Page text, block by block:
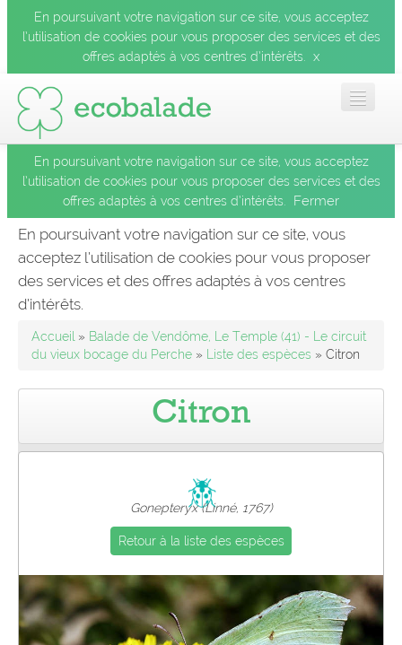
En poursuivant votre navigation sur ce site, vous acceptez
l’utilisation de cookies pour vous proposer des services et des
offres adaptés à vos centres d’intérêts.
x
Accueil
Les balades
Les espèces
En poursuivant votre navigation sur ce site, vous acceptez
l’utilisation de cookies pour vous proposer des services et des
offres adaptés à vos centres d’intérêts.
Fermer
En poursuivant votre navigation sur ce site, vous
acceptez l’utilisation de cookies pour vous proposer
des services et des offres adaptés à vos centres
d’intérêts.
Accueil » Balade de Vendôme, Le Temple (41) - Le circuit
du vieux bocage du Perche » Liste des espèces » Citron
Citron
Gonepteryx (Linné, 1767)
Retour à la liste des espèces